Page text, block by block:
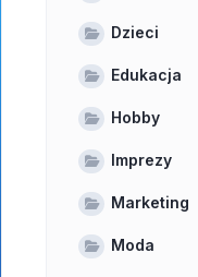
Dzieci
Edukacja
Hobby
Imprezy
Marketing
Moda